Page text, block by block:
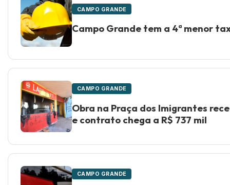
CAMPO GRANDE
Campo Grande tem a 4ª menor
CAMPO GRANDE
Obra na Praça dos Imigrantes
e contrato chega a R$ 737 mil
CAMPO GRANDE